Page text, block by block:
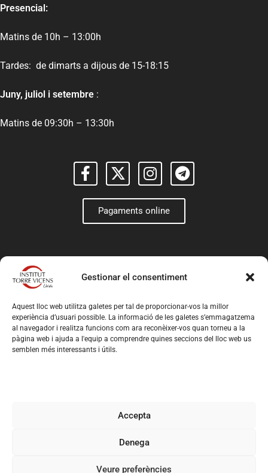
Gestionar el consentiment
Aquest lloc web utilitza galetes per tal de proporcionar-vos la millor
experiència d’usuari possible. La informació de les galetes s’emmagatzema
al navegador i realitza funcions com ara reconèixer-vos quan torneu a la
pàgina web i ajuda a l'equip a comprendre quines seccions del lloc web us
semblen més interessants i útils.
Accepta
Denega
Veure preferències
Presencial:
Matins de 10h – 13:00h
Tardes: de dimarts a dijous de 15-18:15
Juny, juliol i setembre :
Matins de 09:30h – 13:30h
Pagaments online
Condicions generals de contractació